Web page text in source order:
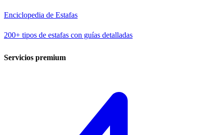
Enciclopedia de Estafas
200+ tipos de estafas con guías detalladas
Servicios premium